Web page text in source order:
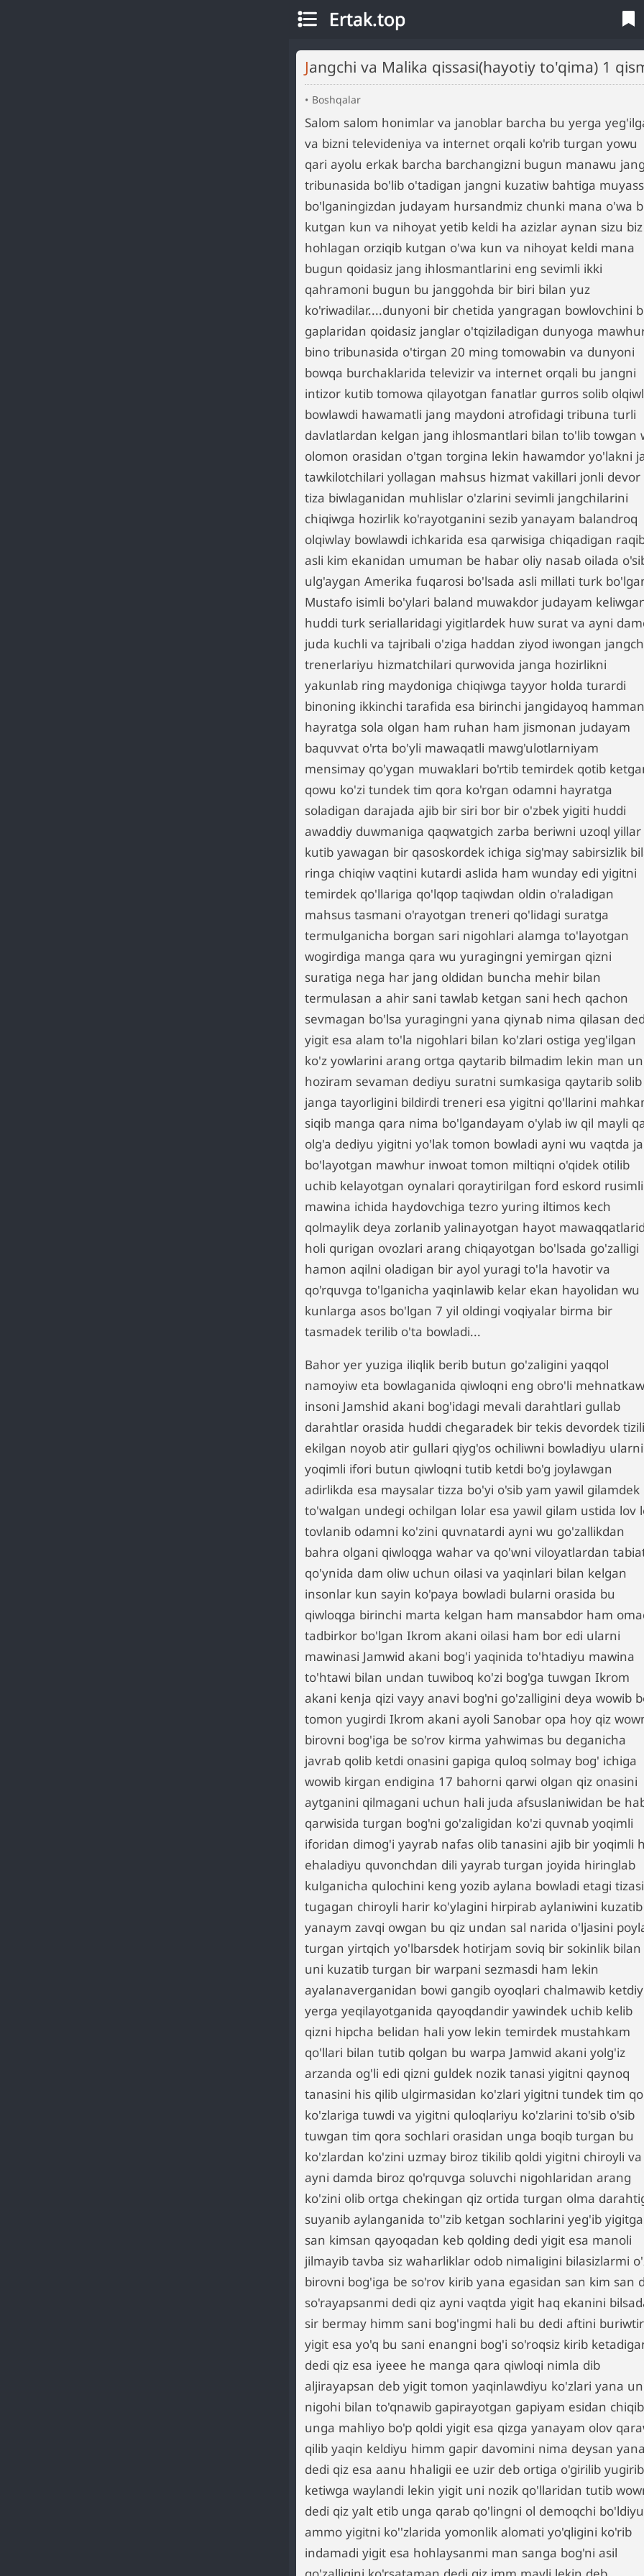
Ertak.top
Jangchi va Malika qissasi(hayotiy to'qima) 1
Boshqalar
Salom salom honimlar va janoblar barcha bu yerga
va bizni televideniya va internet orqali ko'rib turgan yowu
qari ayolu erkak barcha barchangizni bugun manawu jang
tribunasida bo'lib o'tadigan jangni kuzatiw bahtiga
bo'lganingizdan judayam hursandmiz chunki mana o'wa
kutgan kun va nihoyat yetib keldi ha azizlar aynan sizu biz
hohlagan orziqib kutgan o'wa kun va nihoyat keldi mana
bugun qoidasiz jang ihlosmantlarini eng sevimli ikki
qahramoni bugun bu janggohda bir biri bilan yuz
ko'riwadilar....dunyoni bir chetida yangragan bowlovchini
gaplaridan qoidasiz janglar o'tqiziladigan dunyoga
bino tribunasida o'tirgan 20 ming tomowabin va dunyoni
bowqa burchaklarida televizir va internet orqali bu jangni
intizor kutib tomowa qilayotgan fanatlar gurros solib
bowlawdi hawamatli jang maydoni atrofidagi tribuna turli
davlatlardan kelgan jang ihlosmantlari bilan to'lib towgan
olomon orasidan o'tgan torgina lekin hawamdor yo'lakni
tawkilotchilari yollagan mahsus hizmat vakillari jonli devor
tiza biwlaganidan muhlislar o'zlarini sevimli jangchilarini
chiqiwga hozirlik ko'rayotganini sezib yanayam balandroq
olqiwlay bowlawdi ichkarida esa qarwisiga chiqadigan
asli kim ekanidan umuman be habar oliy nasab oilada
ulg'aygan Amerika fuqarosi bo'lsada asli millati turk
Mustafo isimli bo'ylari baland muwakdor judayam
huddi turk seriallaridagi yigitlardek huw surat va ayni
juda kuchli va tajribali o'ziga haddan ziyod iwongan
trenerlariyu hizmatchilari qurwovida janga hozirlikni
yakunlab ring maydoniga chiqiwga tayyor holda turardi
binoning ikkinchi tarafida esa birinchi jangidayoq
hayratga sola olgan ham ruhan ham jismonan judayam
baquvvat o'rta bo'yli mawaqatli mawg'ulotlarniyam
mensimay qo'ygan muwaklari bo'rtib temirdek qotib
qowu ko'zi tundek tim qora ko'rgan odamni hayratga
soladigan darajada ajib bir siri bor bir o'zbek yigiti huddi
awaddiy duwmaniga qaqwatgich zarba beriwni uzoql yillar
kutib yawagan bir qasoskordek ichiga sig'may sabirsizlik
ringa chiqiw vaqtini kutardi aslida ham wunday edi yigitni
temirdek qo'llariga qo'lqop taqiwdan oldin o'raladigan
mahsus tasmani o'rayotgan treneri qo'lidagi suratga
termulganicha borgan sari nigohlari alamga to'layotgan
wogirdiga manga qara wu yuragingni yemirgan qizni
suratiga nega har jang oldidan buncha mehir bilan
termulasan a ahir sani tawlab ketgan sani hech qachon
sevmagan bo'lsa yuragingni yana qiynab nima qilasan
yigit esa alam to'la nigohlari bilan ko'zlari ostiga yeg'ilgan
ko'z yowlarini arang ortga qaytarib bilmadim lekin man
hoziram sevaman dediyu suratni sumkasiga qaytarib solib
janga tayorligini bildirdi treneri esa yigitni qo'llarini
siqib manga qara nima bo'lgandayam o'ylab iw qil mayli
olg'a dediyu yigitni yo'lak tomon bowladi ayni wu vaqtda
bo'layotgan mawhur inwoat tomon miltiqni o'qidek otilib
uchib kelayotgan oynalari qoraytirilgan ford eskord rusimli
mawina ichida haydovchiga tezro yuring iltimos kech
qolmaylik deya zorlanib yalinayotgan hayot
holi qurigan ovozlari arang chiqayotgan bo'lsada go'zalligi
hamon aqilni oladigan bir ayol yuragi to'la havotir va
qo'rquvga to'lganicha yaqinlawib kelar ekan hayolidan wu
kunlarga asos bo'lgan 7 yil oldingi voqiyalar birma bir
tasmadek terilib o'ta bowladi...
Bahor yer yuziga iliqlik berib butun go'zaligini yaqqol
namoyiw eta bowlaganida qiwloqni eng obro'li mehnatkaw
insoni Jamshid akani bog'idagi mevali darahtlari gullab
darahtlar orasida huddi chegaradek bir tekis devordek
ekilgan noyob atir gullari qiyg'os ochiliwni bowladiyu ularni
yoqimli ifori butun qiwloqni tutib ketdi bo'g joylawgan
adirlikda esa maysalar tizza bo'yi o'sib yam yawil gilamdek
to'walgan undegi ochilgan lolar esa yawil gilam ustida lov
tovlanib odamni ko'zini quvnatardi ayni wu go'zallikdan
bahra olgani qiwloqga wahar va qo'wni viloyatlardan
qo'ynida dam oliw uchun oilasi va yaqinlari bilan kelgan
insonlar kun sayin ko'paya bowladi bularni orasida bu
qiwloqga birinchi marta kelgan ham mansabdor ham
tadbirkor bo'lgan Ikrom akani oilasi ham bor edi ularni
mawinasi Jamwid akani bog'i yaqinida to'htadiyu mawina
to'htawi bilan undan tuwiboq ko'zi bog'ga tuwgan Ikrom
akani kenja qizi vayy anavi bog'ni go'zalligini deya wowib
tomon yugirdi Ikrom akani ayoli Sanobar opa hoy qiz
birovni bog'iga be so'rov kirma yahwimas bu deganicha
javrab qolib ketdi onasini gapiga quloq solmay bog' ichiga
wowib kirgan endigina 17 bahorni qarwi olgan qiz onasini
aytganini qilmagani uchun hali juda afsuslaniwidan be
qarwisida turgan bog'ni go'zaligidan ko'zi quvnab yoqimli
iforidan dimog'i yayrab nafas olib tanasini ajib bir yoqimli
ehaladiyu quvonchdan dili yayrab turgan joyida hiringlab
kulganicha qulochini keng yozib aylana bowladi etagi
tugagan chiroyli harir ko'ylagini hirpirab aylaniwini kuzatib
yanaym zavqi owgan bu qiz undan sal narida o'ljasini
turgan yirtqich yo'lbarsdek hotirjam soviq bir sokinlik bilan
uni kuzatib turgan bir warpani sezmasdi ham lekin
ayalanaverganidan bowi gangib oyoqlari chalmawib
yerga yeqilayotganida qayoqdandir yawindek uchib kelib
qizni hipcha belidan hali yow lekin temirdek mustahkam
qo'llari bilan tutib qolgan bu warpa Jamwid akani yolg'iz
arzanda og'li edi qizni guldek nozik tanasi yigitni qaynoq
tanasini his qilib ulgirmasidan ko'zlari yigitni tundek tim
ko'zlariga tuwdi va yigitni quloqlariyu ko'zlarini to'sib o'sib
tuwgan tim qora sochlari orasidan unga boqib turgan bu
ko'zlardan ko'zini uzmay biroz tikilib qoldi yigitni chiroyli va
ayni damda biroz qo'rquvga soluvchi nigohlaridan arang
ko'zini olib ortga chekingan qiz ortida turgan olma
suyanib aylanganida to''zib ketgan sochlarini yeg'ib yigitga
san kimsan qayoqadan keb qolding dedi yigit esa manoli
jilmayib tavba siz waharliklar odob nimaligini bilasizlarmi
birovni bog'iga be so'rov kirib yana egasidan san kim san
so'rayapsanmi dedi qiz ayni vaqtda yigit haq ekanini
sir bermay himm sani bog'ingmi hali bu dedi aftini
yigit esa yo'q bu sani enangni bog'i so'roqsiz kirib
dedi qiz esa iyeee he manga qara qiwloqi nimla dib
aljirayapsan deb yigit tomon yaqinlawdiyu ko'zlari yana
nigohi bilan to'qnawib gapirayotgan gapiyam esidan chiqib
unga mahliyo bo'p qoldi yigit esa qizga yanayam olov
qilib yaqin keldiyu himm gapir davomini nima deysan yana
dedi qiz esa aanu hhaligii ee uzir deb ortiga o'girilib yugirib
ketiwga waylandi lekin yigit uni nozik qo'llaridan tutib
dedi qiz yalt etib unga qarab qo'lingni ol demoqchi bo'ldiyu
ammo yigitni ko''zlarida yomonlik alomati yo'qligini ko'rib
indamadi yigit esa hohlaysanmi man sanga bog'ni asil